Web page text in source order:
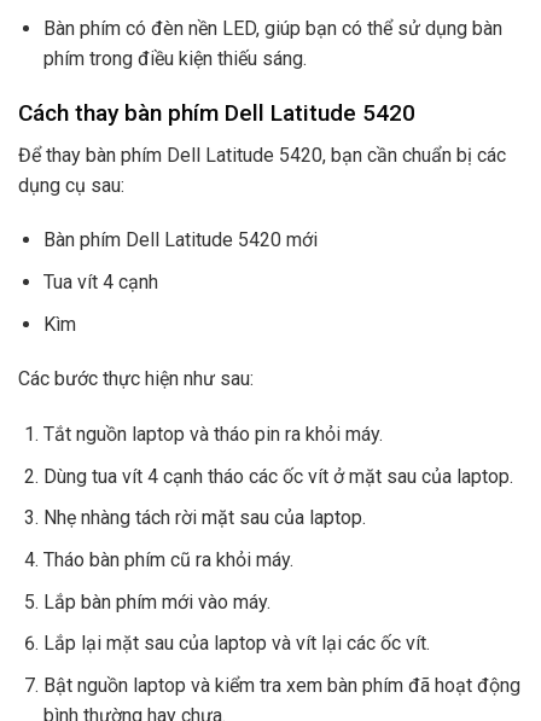
Bàn phím có đèn nền LED, giúp bạn có thể sử dụng bàn
phím trong điều kiện thiếu sáng.
Cách thay bàn phím Dell Latitude 5420
Để thay bàn phím Dell Latitude 5420, bạn cần chuẩn bị các
dụng cụ sau:
Bàn phím Dell Latitude 5420 mới
Tua vít 4 cạnh
Kìm
Các bước thực hiện như sau:
Tắt nguồn laptop và tháo pin ra khỏi máy.
Dùng tua vít 4 cạnh tháo các ốc vít ở mặt sau của laptop.
Nhẹ nhàng tách rời mặt sau của laptop.
Tháo bàn phím cũ ra khỏi máy.
Lắp bàn phím mới vào máy.
Lắp lại mặt sau của laptop và vít lại các ốc vít.
Bật nguồn laptop và kiểm tra xem bàn phím đã hoạt động
bình thường hay chưa.